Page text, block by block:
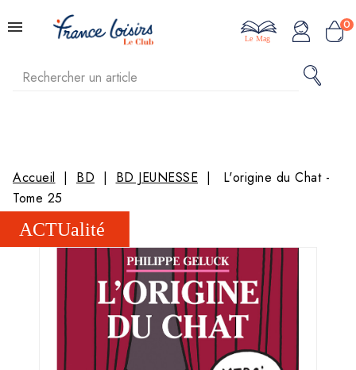
0
Le Mag
Accueil BD BD JEUNESSE
L'origine du Chat -
Tome 25